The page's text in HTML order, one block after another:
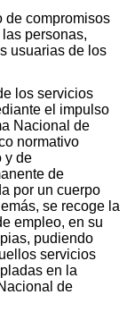
de compromisos
personas,
usuarias de los
los servicios
el impulso
Nacional de
normativo
y de
de
por un cuerpo
se recoge la
empleo, en su
pudiendo
servicios
en la
de